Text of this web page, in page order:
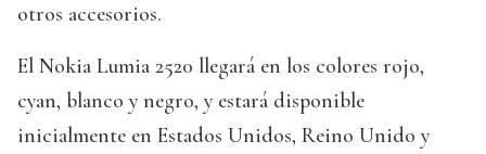
otros accesorios.
El Nokia Lumia 2520 llegará en los colores rojo,
cyan, blanco y negro, y estará disponible
inicialmente en Estados Unidos, Reino Unido y